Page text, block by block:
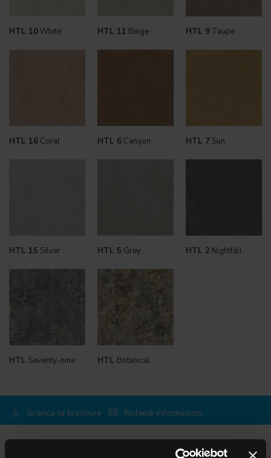
HTL 10 White HTL 11 Beige HTL 9Taupe
HTL 16 Coral HTL 6Canyon HTL 7Sun
HTL 15 Silver HTL 5 Grey HTL 2 Nightfall
HTL Seventy-nine HTL Botanical
Scarica la brochure Richiedi informazioni
SCEGLI UNA COLLEZIONE PER